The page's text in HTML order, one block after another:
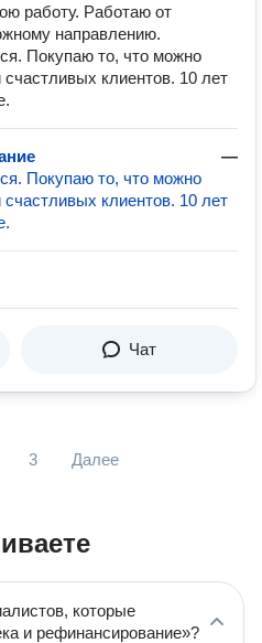
работу. Работаю от
направлению.
Покупаю то, что можно
клиентов. 10 лет
—
Покупаю то, что можно
клиентов. 10 лет
Чат
3 Далее
которые
и рефинансирование»?